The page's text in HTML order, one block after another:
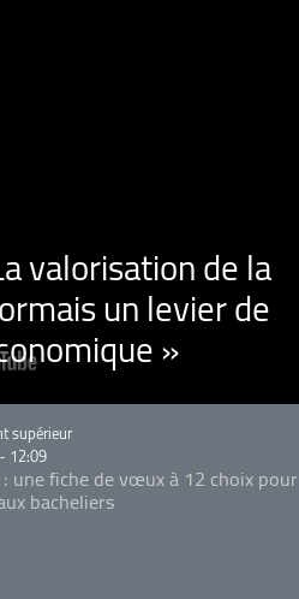
valorisation de la
un levier de
»
supérieur
12:09
une fiche de vœux à 12 choix pour
bacheliers